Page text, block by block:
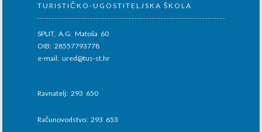
TURISTIČKO-UGOSTITELJSKA ŠKOLA
SPLIT, A.G. Matoša 60
OIB: 28557793778
e-mail: ured@tus-st.hr
Ravnatelj: 293 650
Računovodstvo: 293 653